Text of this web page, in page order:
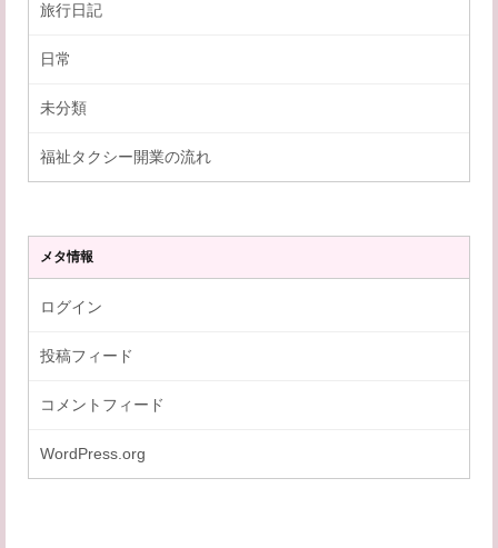
旅行日記
日常
未分類
福祉タクシー開業の流れ
メタ情報
ログイン
投稿フィード
コメントフィード
WordPress.org